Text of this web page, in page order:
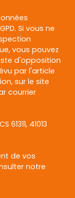
Si vous ne
vous pouvez
d'opposition
par l'article
sur le site
courrier
41013
de vos
notre